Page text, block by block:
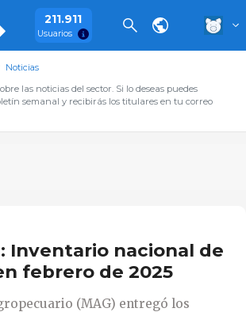
211.911
Usuarios
Noticias
las noticias del sector. Si lo deseas puedes
semanal y recibirás los titulares en tu correo
Inventario nacional de
febrero de 2025
(MAG) entregó los